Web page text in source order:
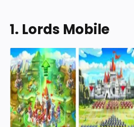
png style margin left auto margin
1040 height 478 src https blogger
R29vZ2xl
gnibckWYAfCQJ
1. Lords Mobile